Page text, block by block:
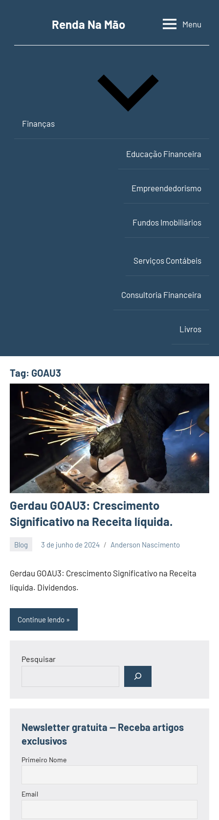
conteúdo
Renda Na Mão
Contabilidade,
empreendedorismo
Menu
Finanças
Educação Financeira
Empreendedorismo
Fundos Imobiliários
Serviços Contábeis
Consultoria Financeira
Livros
Tag: GOAU3
Gerdau GOAU3: Crescimento
Significativo na Receita líquida.
Blog 3 de junho de 2024 Anderson Nascimento
Nenhum
Gerdau GOAU3: Crescimento Significativo na Receita
líquida. Dividendos.
Continue lendo
Pesquisar
Newsletter gratuita — Receba artigos
exclusivos
Primeiro Nome
Email